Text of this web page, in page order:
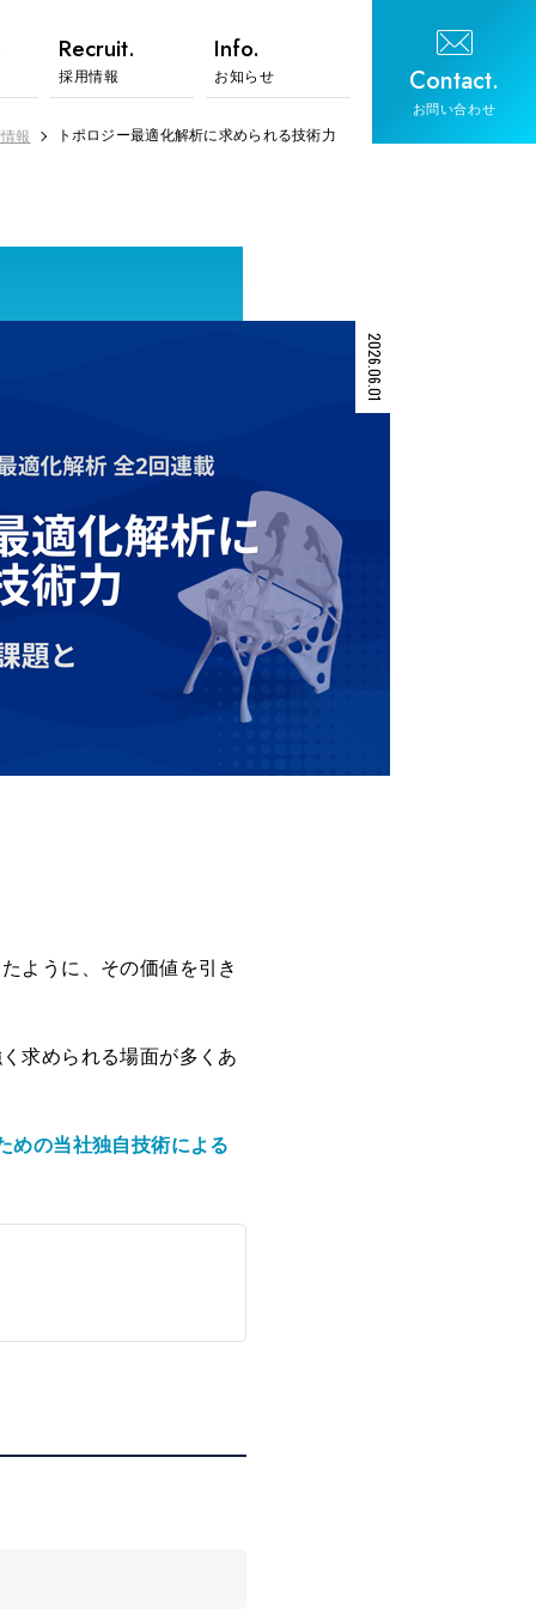
Recruit.
採用情報
Info.
お知らせ Contact.
お問い合わせ
報 トポロジー最適化解析に求められる技術力
2026.06.01
ように、その価値を引き
求められる場面が多くあ
めの当社独自技術による